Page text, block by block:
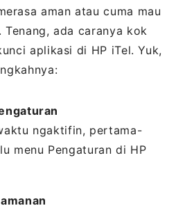
aman atau cuma mau
ada caranya kok
aplikasi di HP iTel. Yuk,
ngaktifin, pertama-
menu Pengaturan di HP